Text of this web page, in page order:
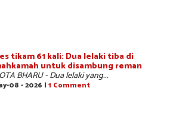
tikam 61 kali: Dua lelaki tiba di
untuk disambung reman
BHARU - Dua lelaki yang...
08 - 2026 | 1 Comment